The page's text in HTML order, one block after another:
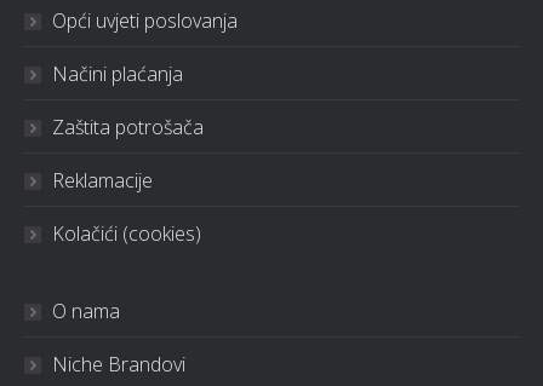
Opći uvjeti poslovanja
Načini plaćanja
Zaštita potrošača
Reklamacije
Kolačići (cookies)
O nama
Niche Brandovi